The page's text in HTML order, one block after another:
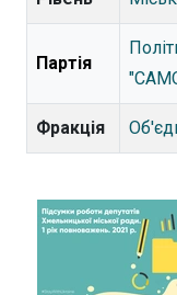
Партія
Фракція